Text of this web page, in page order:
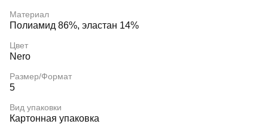
Материал
Полиамид 86%, эластан 14%
Цвет
Nero
Размер/Формат
5
Вид упаковки
Картонная упаковка